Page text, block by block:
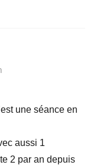
une séance en
aussi 1
2 par an depuis